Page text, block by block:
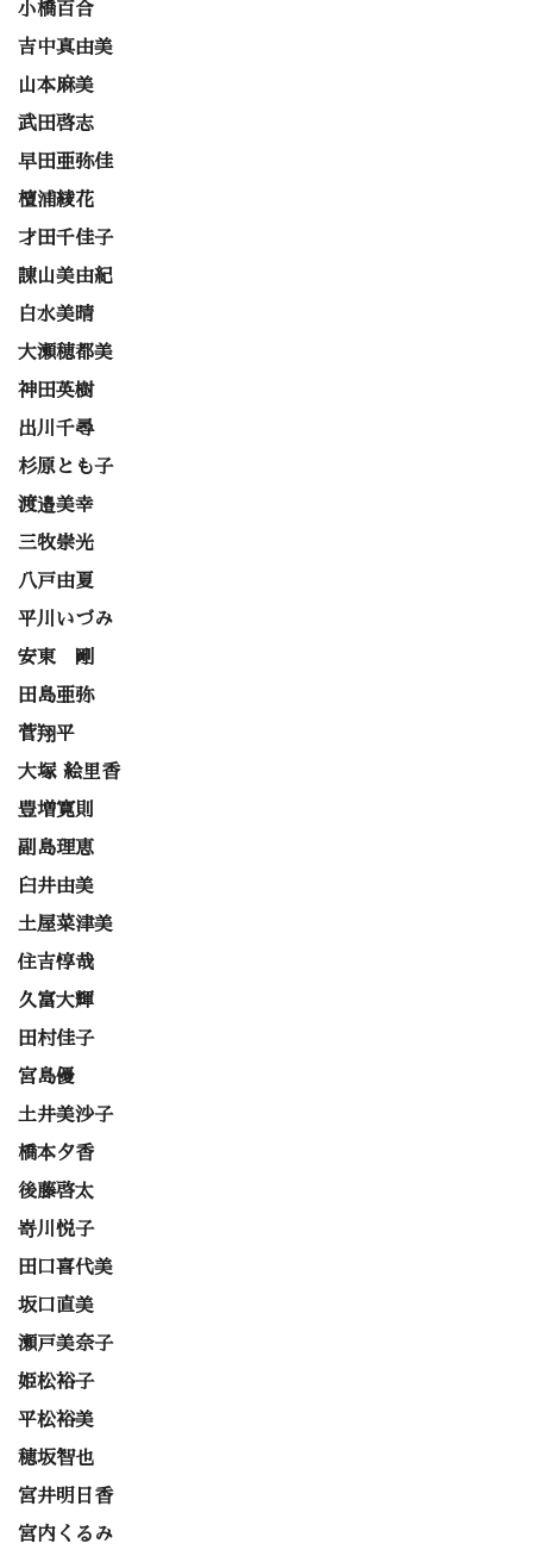
小橋百合
吉中真由美
山本麻美
武田啓志
早田亜弥佳
檀浦綾花
才田千佳子
諌山美由紀
白水美晴
大瀬穂都美
神田英樹
出川千尋
杉原とも子
渡邉美幸
三牧崇光
八戸由夏
平川いづみ
安東 剛
田島亜弥
菅翔平
大塚 絵里香
豊増寛則
副島理恵
臼井由美
土屋菜津美
住吉惇哉
久富大輝
田村佳子
宮島優
土井美沙子
橋本夕香
後藤啓太
嵜川悦子
田口喜代美
坂口直美
瀬戸美奈子
姫松裕子
平松裕美
穂坂智也
宮井明日香
宮内くるみ